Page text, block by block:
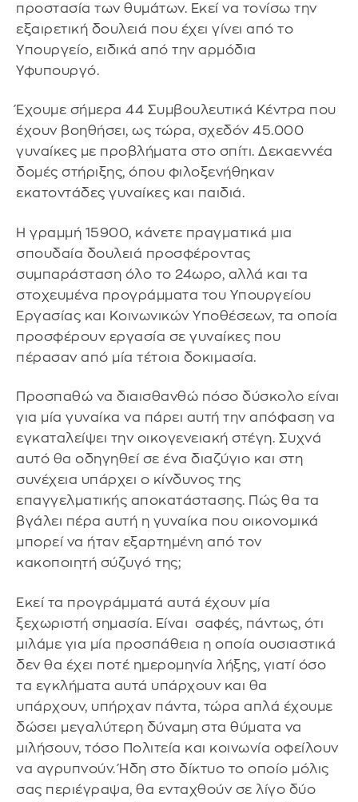
προστασία των θυμάτων. Εκεί να τονίσω την
εξαιρετική δουλειά που έχει γίνει από το
Υπουργείο, ειδικά από την αρμόδια
Υφυπουργό.
Έχουμε σήμερα 44 Συμβουλευτικά Κέντρα που
έχουν βοηθήσει, ως τώρα, σχεδόν 45.000
γυναίκες με προβλήματα στο σπίτι. Δεκαεννέα
δομές στήριξης, όπου φιλοξενήθηκαν
εκατοντάδες γυναίκες και παιδιά.
Η γραμμή 15900, κάνετε πραγματικά μια
σπουδαία δουλειά προσφέροντας
συμπαράσταση όλο το 24ωρο, αλλά και τα
στοχευμένα προγράμματα του Υπουργείου
Εργασίας και Κοινωνικών Υποθέσεων, τα οποία
προσφέρουν εργασία σε γυναίκες που
πέρασαν από μία τέτοια δοκιμασία.
Προσπαθώ να διαισθανθώ πόσο δύσκολο είναι
για μία γυναίκα να πάρει αυτή την απόφαση να
εγκαταλείψει την οικογενειακή στέγη. Συχνά
αυτό θα οδηγηθεί σε ένα διαζύγιο και στη
συνέχεια υπάρχει ο κίνδυνος της
επαγγελματικής αποκατάστασης. Πώς θα τα
βγάλει πέρα αυτή η γυναίκα που οικονομικά
μπορεί να ήταν εξαρτημένη από τον
κακοποιητή σύζυγό της;
Εκεί τα προγράμματά αυτά έχουν μία
ξεχωριστή σημασία. Είναι σαφές, πάντως, ότι
μιλάμε για μία προσπάθεια η οποία ουσιαστικά
δεν θα έχει ποτέ ημερομηνία λήξης, γιατί όσο
τα εγκλήματα αυτά υπάρχουν και θα
υπάρχουν, υπήρχαν πάντα, τώρα απλά έχουμε
δώσει μεγαλύτερη δύναμη στα θύματα να
μιλήσουν, τόσο Πολιτεία και κοινωνία οφείλουν
να αγρυπνούν. Ήδη στο δίκτυο το οποίο μόλις
σας περιέγραψα, θα ενταχθούν σε λίγο δύο